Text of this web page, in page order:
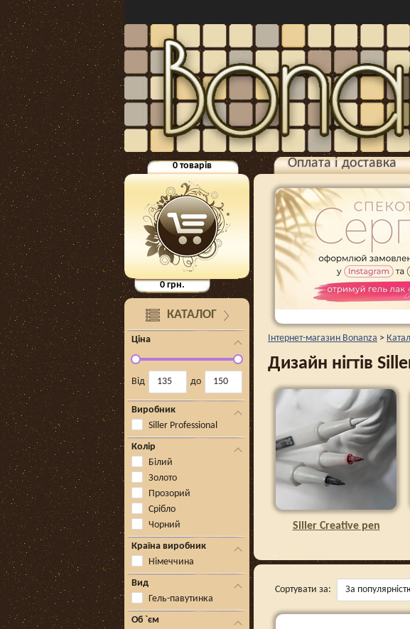
0 товарів
0грн.
КАТАЛОГ
Ціна
Від до
Виробник
Siller Professional
Колір
Білий
Золото
Прозорий
Срібло
Чорний
Країна виробник
Німеччина
Вид
Гель-павутинка
Об `єм
Оплата і доставка
Інтернет-магазин Bonanza >
Дизайн нігтів
Siller Creative pen
Сортувати за: За